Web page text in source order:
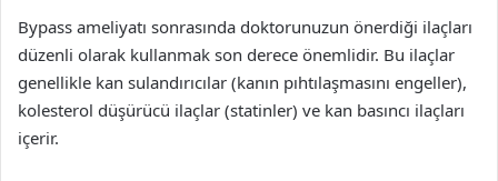
Bypass ameliyatı sonrasında doktorunuzun önerdiği ilaçları
düzenli olarak kullanmak son derece önemlidir. Bu ilaçlar
genellikle kan sulandırıcılar (kanın pıhtılaşmasını engeller),
kolesterol düşürücü ilaçlar (statinler) ve kan basıncı ilaçları
içerir.